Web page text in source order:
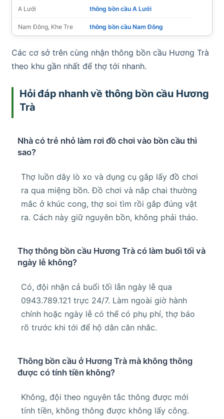
A Lưới thông bồn cầu A Lưới
Nam Đông, Khe Tre thông bồn cầu Nam Đông
Các cơ sở trên cùng nhận thông bồn cầu Hương Trà
theo khu gần nhất để thợ tới nhanh.
Hỏi đáp nhanh về thông bồn cầu Hương
Trà
Nhà có trẻ nhỏ làm rơi đồ chơi vào bồn cầu thì
sao?
Thợ luồn dây lò xo và dụng cụ gắp lấy đồ chơi
ra qua miệng bồn. Đồ chơi và nắp chai thường
mắc ở khúc cong, thợ soi tìm rồi gắp đúng vật
ra. Cách này giữ nguyên bồn, không phải tháo.
Thợ thông bồn cầu Hương Trà có làm buổi tối và
ngày lễ không?
Có, đội nhận cả buổi tối lẫn ngày lễ qua
0943.789.121 trực 24/7. Làm ngoài giờ hành
chính hoặc ngày lễ có thể có phụ phí, thợ báo
rõ trước khi tới để hộ dân cân nhắc.
Thông bồn cầu ở Hương Trà mà không thông
được có tính tiền không?
Không, đội theo nguyên tắc thông được mới
tính tiền, không thông được không lấy công.